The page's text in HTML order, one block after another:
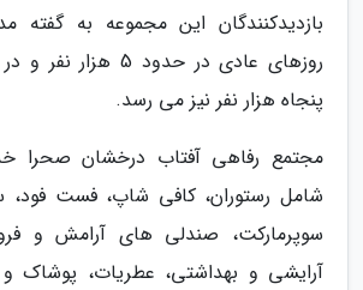
بازدیدکنندگان این مجموعه به گفته
روزهای عادی در حدود 5
پنجاه هزار نفر نیز می رسد.
مجتمع رفاهی آفتاب درخشان صحرا
شامل رستوران، کافی شاپ، فست فود،
سوپرمارکت، صندلی های آرامش و
آرایشی و بهداشتی، عطریات، پوشاک